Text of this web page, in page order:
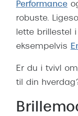
Performance
robuste.
lette brillestel
eksempelvis
Er du i tvivl
til din